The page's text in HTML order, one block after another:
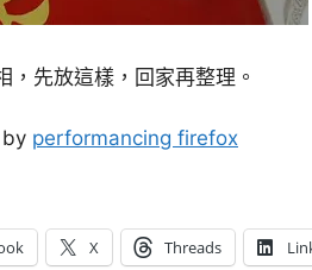
，先放這樣，回家再整理。
performancing firefox
X Threads